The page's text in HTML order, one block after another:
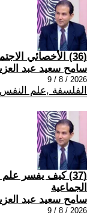
(36) الأخصائي الاجتماعي شريك التنمية المجهول
سامح سعيد عبد
2026 / 8 / 9
الفلسفة ,علم
(37) كيف يفسر
الجماعية
سامح سعيد عبد
2026 / 8 / 9